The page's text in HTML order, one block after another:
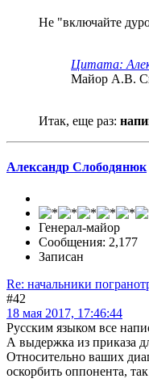
Не "включайте
Цитата:
Майор А.В.
Итак, еще раз:
Александр Слободянюк
Генерал-майор
Сообщения: 2,177
Записан
Re: начальники
#42
18 мая 2017, 17:46:44
Русским языком все
А выдержка из приказа
Относительно ваших
оскорбить оппонента,